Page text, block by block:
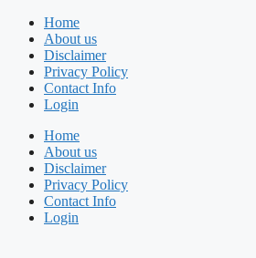
Skip
content
Home
About us
Disclaimer
Privacy Policy
Contact Info
Login
Home
About us
Disclaimer
Privacy Policy
Contact Info
Login